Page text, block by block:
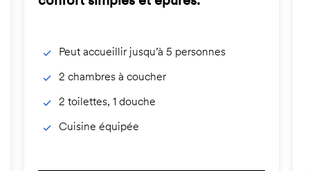
Peut accueillir jusqu’à 5 personnes
2 chambres à coucher
2 toilettes, 1 douche
Cuisine équipée